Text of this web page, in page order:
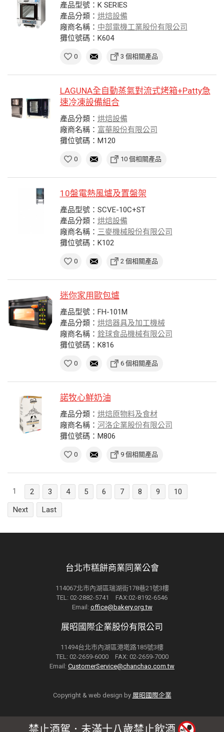
產品型號：K SERIES
產品分類： 烘焙設備
廠商名稱： 中部電機工業股份有限公司
攤位號碼：K604
0 3 個相關產品
LAGUNA全自動蒸氣對流式烤箱+Patty急
速冷凍設備組合
產品分類： 烘焙設備
廠商名稱： 富華股份有限公司
攤位號碼：M120
0 10 個相關產品
10盤電熱風爐及置盤架
產品型號：SCVE-10C+ST
產品分類： 烘焙設備
廠商名稱： 三麥機械股份有限公司
攤位號碼：K102
0 2 個相關產品
迷你家用歐包爐
產品型號：FH-101M
產品分類： 烘焙器具及加工機械
廠商名稱： 銓球食品機械有限公司
攤位號碼：K816
0 6 個相關產品
諾牧心鮮奶油
產品分類： 烘焙原物料及食材
廠商名稱： 河洛企業股份有限公司
攤位號碼：M806
0 9 個相關產品
1 2 3 4 5 6 7 8 9
10
Next
Last
台北市糕餅商業同業公會
114067北市內湖區瑞湖街178巷21號3樓
TEL: 02-2882-5741 FAX:02-8192-6546
Email: office@bakery.org.tw
展昭國際企業股份有限公司
11494台北市內湖區港墘路185號3樓
TEL: 02-2659-6000 FAX: 02-2659-7000
Email: CustomerService@chanchao.com.tw
Copyright & web design by 展昭國際企業
禁止酒駕．未滿十八歲禁止飲酒